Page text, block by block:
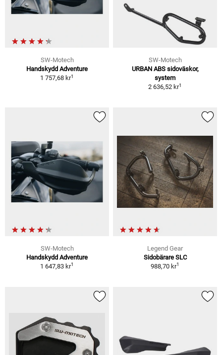
SW-Motech
Handskydd Adventure
1 757,68 kr1
SW-Motech
URBAN ABS sidoväskor,
system
2 636,52 kr1
SW-Motech
Handskydd Adventure
1 647,83 kr1
Legend Gear
Sidobärare SLC
988,70 kr1